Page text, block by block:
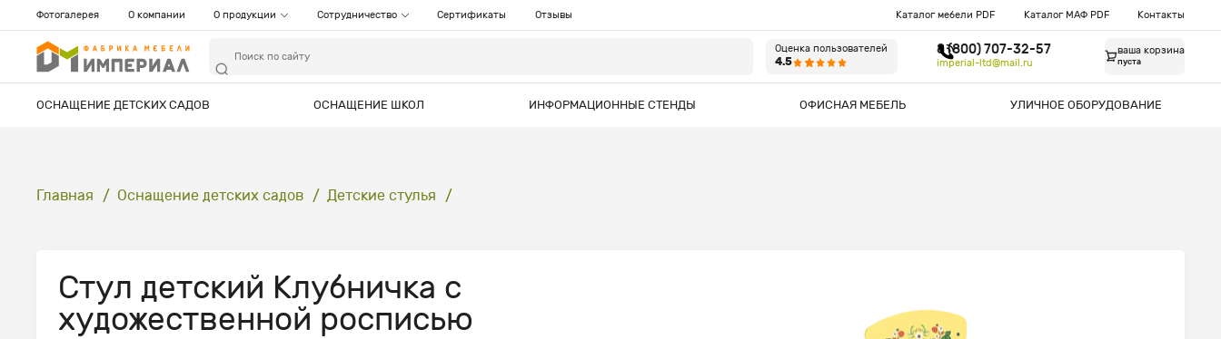
Фотогалерея О компании О продукции Сотрудничество Сертификаты Отзывы Каталог мебели PDF Каталог МАФ PDF Контакты
Оценка пользователей
4.5
8 (800) 707-32-57
imperial-ltd@mail.ru
ваша корзина
пуста
ОСНАЩЕНИЕ ДЕТСКИХ САДОВ ОСНАЩЕНИЕ ШКОЛ ИНФОРМАЦИОННЫЕ СТЕНДЫ ОФИСНАЯ МЕБЕЛЬ УЛИЧНОЕ ОБОРУДОВАНИЕ
Главная Оснащение детских садов Детские стулья
Стул детский Клубничка с
художественной росписью